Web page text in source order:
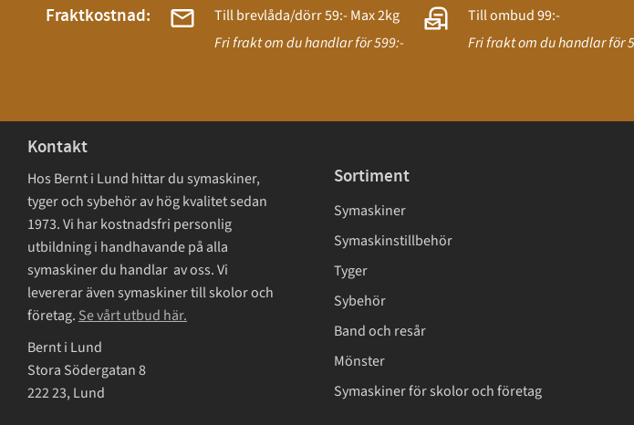
Fraktkostnad:
Till brevlåda/dörr 59:- Max 2kg
Fri frakt om du handlar för 599:-
Till ombud 99:-
Fri frakt om du handlar för
Kontakt
Hos Bernt i Lund hittar du symaskiner,
tyger och sybehör av hög kvalitet sedan
1973. Vi har kostnadsfri personlig
utbildning i handhavande på alla
symaskiner du handlar av oss. Vi
levererar även symaskiner till skolor och
företag. Se vårt utbud här.
Bernt i Lund
Stora Södergatan 8
222 23, Lund
Sortiment
Symaskiner
Symaskinstillbehör
Tyger
Sybehör
Band och resår
Mönster
Symaskiner för skolor och företag